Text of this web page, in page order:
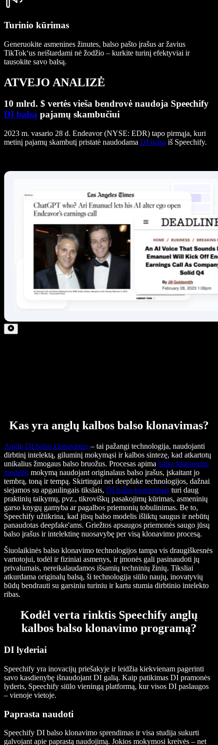
Turinio kūrimas
Generuokite asmenines žinutes, balso pašto įrašus ar žavius
TikTok‘us neištardami nė žodžio – kurkite turinį efektyviai ir
tausokite savo balsą.
ATVEJO ANALIZĖ
10 mlrd. $ vertės vieša bendrovė naudoja Speechify
DI balsą pajamų skambučiui
2023 m. vasario 28 d. Endeavor (NYSE: EDR) tapo pirmąja, kuri
metinį pajamų skambutį pristatė naudodama DI balsą iš Speechify.
Kas yra anglų kalbos balso klonavimas?
Anglų DI balso klonavimas – tai pažangi technologija, naudojanti
dirbtinį intelektą, giluminį mokymąsi ir kalbos sintezę, kad atkartotų
unikalius žmogaus balso bruožus. Procesas apima balso klonavimo
modelių mokymą naudojant originalaus balso įrašus, įskaitant jo
tembrą, toną ir tempą. Skirtingai nei deepfake technologijos, dažnai
siejamos su apgaulingais tikslais, DI balso klonavimas turi daug
praktinių taikymų, pvz., tikroviškų pasakojimų kūrimas, asmeninių
garso knygų gamyba ar pagalbos priemonių tobulinimas. Be to,
Speechify užtikrina, kad jūsų balso modelis išliktų saugus ir nebūtų
panaudotas deepfake'ams. Griežtos apsaugos priemonės saugo jūsų
balso įrašus ir intelektinę nuosavybę per visą klonavimo procesą.
Šiuolaikinės balso klonavimo technologijos tampa vis draugiškesnės
vartotojui, todėl ir fiziniai asmenys, ir įmonės gali pasinaudoti jų
privalumais, nereikalaudamos išsamių techninių žinių. Tiksliai
atkurdama originalų balsą, ši technologija siūlo naujų, inovatyvių
būdų bendrauti su garsiniu turiniu ir kartu stumia dirbtinio intelekto
ribas.
Kodėl verta rinktis Speechify anglų
kalbos balso klonavimo programą?
DI lyderiai
Speechify yra inovacijų priešakyje ir leidžia kiekvienam pagerinti
savo kasdienybę išnaudojant DI galią. Kaip patikimas DI pramonės
lyderis, Speechify siūlo vieningą platformą, kur visos DI paslaugos
– vienoje vietoje.
Paprasta naudoti
Speechify DI balso klonavimo sprendimas ir visa studija sukurti
galvojant apie paprastą naudojimą. Jokios mokymosi kreivės – net